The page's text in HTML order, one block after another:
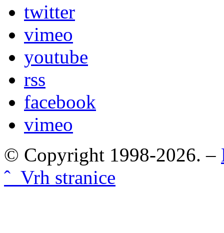
twitter
vimeo
youtube
rss
facebook
vimeo
© Copyright 1998-2026. –
ˆ Vrh stranice